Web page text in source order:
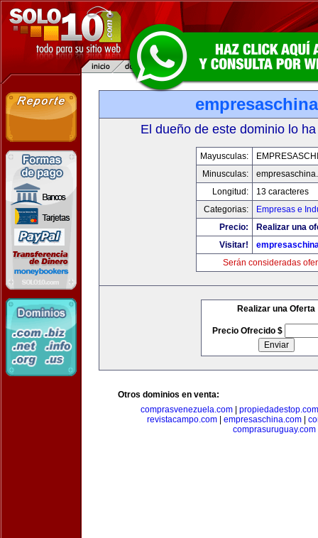
El dueño de este dominio lo
Mayusculas:
Minusculas:
Longitud:
13 caracteres
Categorias:
Empresas e
Precio:
Realizar una
Visitar!
Serán consideradas
Realizar una Oferta
Precio Ofrecido $
Otros dominios en venta:
comprasvenezuela.com
propiedadestop.com
revistacampo.com
empresaschina.com
comprasuruguay.com